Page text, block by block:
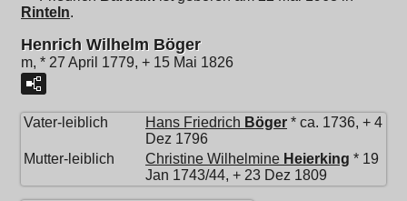
Rinteln.
Henrich Wilhelm Böger
m, * 27 April 1779, + 15 Mai 1826
Vater-leiblich Hans Friedrich Böger * ca. 1736, + 4
Dez 1796
Mutter-leiblich
Christine Wilhelmine Heierking * 19
Jan 1743/44, + 23 Dez 1809